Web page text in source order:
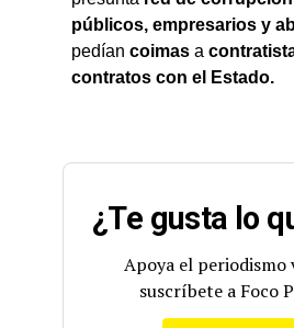
públicos, empresarios y
pedían coimas a
contratos con el Estado.
¿Te gusta lo
Apoya el periodismo
suscríbete a Foco